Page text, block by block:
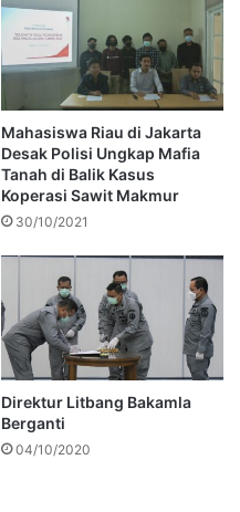
Mahasiswa Riau di Jakarta
Desak Polisi Ungkap Mafia
Tanah di Balik Kasus
Koperasi Sawit Makmur
30/10/2021
Direktur Litbang Bakamla
Berganti
04/10/2020